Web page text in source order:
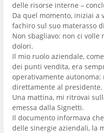
delle risorse interne –
Da quel momento, iniziai a
fachiro sul suo materasso
Non sbagliavo: non ci
dolori.
Il mio ruolo aziendale,
dei punti vendita, era
operativamente
direttamente al presidente.
Una mattina, mi ritrovai
emessa dalla Signetti.
Il documento informava
delle sinergie aziendali, la